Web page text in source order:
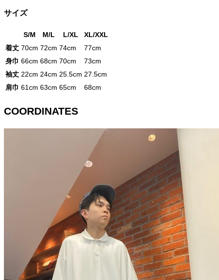
サイズ
S/M M/L L/XL
XL/XXL
着丈 70cm 72cm 74cm
77cm
身巾 66cm 68cm 70cm
73cm
袖丈 22cm 24cm 25.5cm 27.5cm
肩巾 61cm 63cm 65cm 68cm
COORDINATES